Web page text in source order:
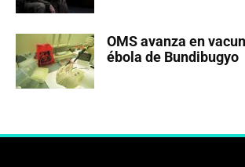
OMS avanza en
ébola de Bundibugyo